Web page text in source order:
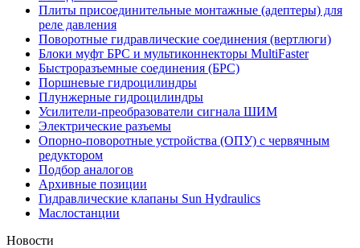
Плиты присоединительные монтажные (адептеры) для
реле давления
Поворотные гидравлические соединения (вертлюги)
Блоки муфт БРС и мультиконнекторы MultiFaster
Быстроразъемные соединения (БРС)
Поршневые гидроцилиндры
Плунжерные гидроцилиндры
Усилители-преобразователи сигнала ШИМ
Электрические разъемы
Опорно-поворотные устройства (ОПУ) с червячным
редуктором
Подбор аналогов
Архивные позиции
Гидравлические клапаны Sun Hydraulics
Маслостанции
Новости